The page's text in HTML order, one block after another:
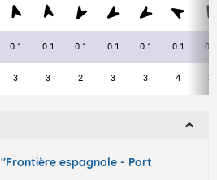
0.1 0.1 0.1 0.1 0.1 0.1 0.3
3 3 2 3 3 4 3